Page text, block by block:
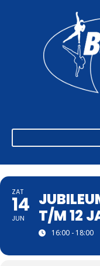
ZAT
14
JUN
T/M 12
16:00 - 18:00